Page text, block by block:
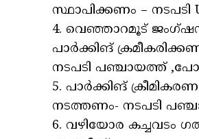
സ്ഥാപിക്കണം – നടപടി
4. വെഞ്ഞാറമൂട്
പാർക്കിങ്
നടപടി പഞ്ചായത്ത്
5. പാർക്കിങ്
നടത്തണം- നടപടി
6. വഴിയോര കച്ചവടം